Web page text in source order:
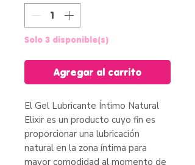
Solo 3 disponible(s)
Agregar al carrito
El Gel Lubricante Íntimo Natural
Elixir es un producto cuyo fin es
proporcionar una lubricación
natural en la zona íntima para
mayor comodidad al momento de